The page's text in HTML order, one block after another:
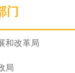
门
和改革局
局